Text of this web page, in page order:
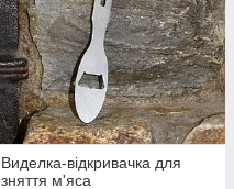
Виделка-відкривачка для
зняття м'яса